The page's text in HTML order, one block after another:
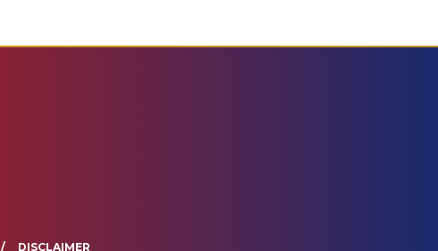
DISCLAIMER